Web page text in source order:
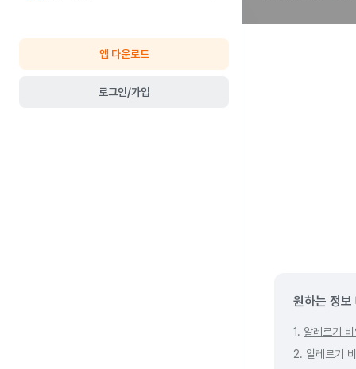
앱 다운로드
로그인/가입
원하는 정보
1. 알레르기
2. 알레르기